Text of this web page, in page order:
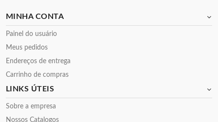
MINHA CONTA
Painel do usuário
Meus pedidos
Endereços de entrega
Carrinho de compras
LINKS ÚTEIS
Sobre a empresa
Nossos Catalogos